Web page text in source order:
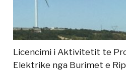
Licencimi i Aktivitetit te
Elektrike nga Burimet e